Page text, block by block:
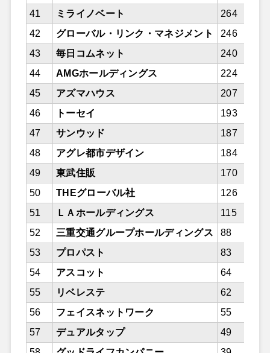
41
ミライノベート
264
42
グローバル・リンク・マネジメント
246
43
毎日コムネット
240
44
AMGホールディングス
224
45
アズマハウス
207
46
トーセイ
193
47
サンウッド
187
48
アグレ都市デザイン
184
49
東武住販
170
50
THEグローバル社
126
51
ＬＡホールディングス
115
52
三重交通グループホールディングス
88
53
プロパスト
83
54
アスコット
64
55
リベレステ
62
56
フェイスネットワーク
55
57
デュアルタップ
49